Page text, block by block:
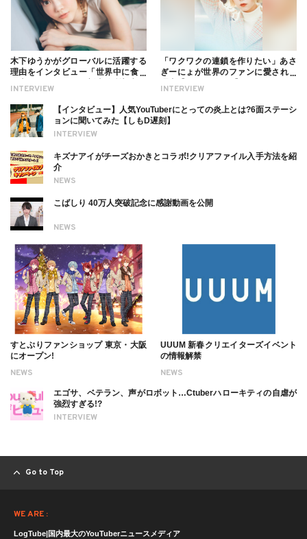
INTERVIEW
木下ゆうかがグローバルに活躍する
理由をインタビュー「世界中に食べ
ついても
INTERVIEW
「ワクワクの連鎖を作りたい」あさ
ぎーにょが世界のファンに愛される
INTERVIEW
【インタビュー】人気YouTuberにとっての炎上とは?6面ステーシ
ョンに聞いてみた【しもD遅刻】
NEWS
キズナアイがチーズおかきとコラボ!クリアファイル入手方法を紹
介
NEWS
こばしり 40万人突破記念に感謝動画を公開
NEWS
すとぷりファンショップ 東京・大阪
にオープン!
NEWS
UUUM 新春クリエイターズイベント
の情報解禁
INTERVIEW
エゴサ、ベテラン、声がロボット…Ctuberハローキティの自虐が
強烈すぎる!?
Go to Top
WE ARE :
LogTube|国内最大のYouTuberニュースメディア